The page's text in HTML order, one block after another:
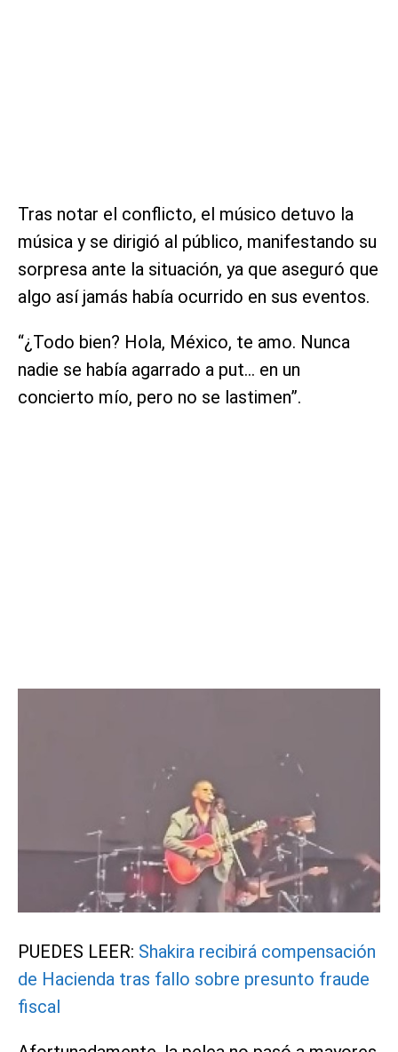
Tras notar el conflicto, el músico detuvo la
música y se dirigió al público, manifestando su
sorpresa ante la situación, ya que aseguró que
algo así jamás había ocurrido en sus eventos.
“¿Todo bien? Hola, México, te amo. Nunca
nadie se había agarrado a put… en un
concierto mío, pero no se lastimen”.
PUEDES LEER: Shakira recibirá compensación
de Hacienda tras fallo sobre presunto fraude
fiscal